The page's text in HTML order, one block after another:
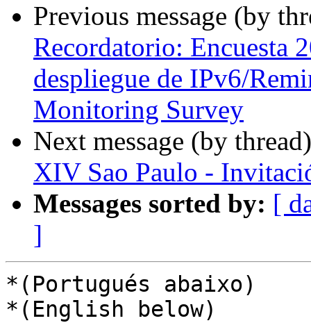
Previous message (by
Recordatorio: Encuesta
despliegue de IPv6/
Monitoring Survey
Next message (by
XIV Sao Paulo -
Messages sorted by: [
]
*(Portugués abaixo)
*(English below)